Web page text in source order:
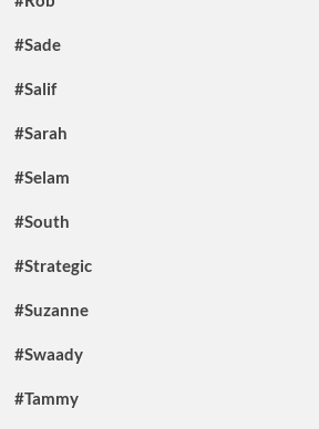
#Sade
#Salif
#Sarah
#Selam
#South
#Strategic
#Suzanne
#Swaady
#Tammy